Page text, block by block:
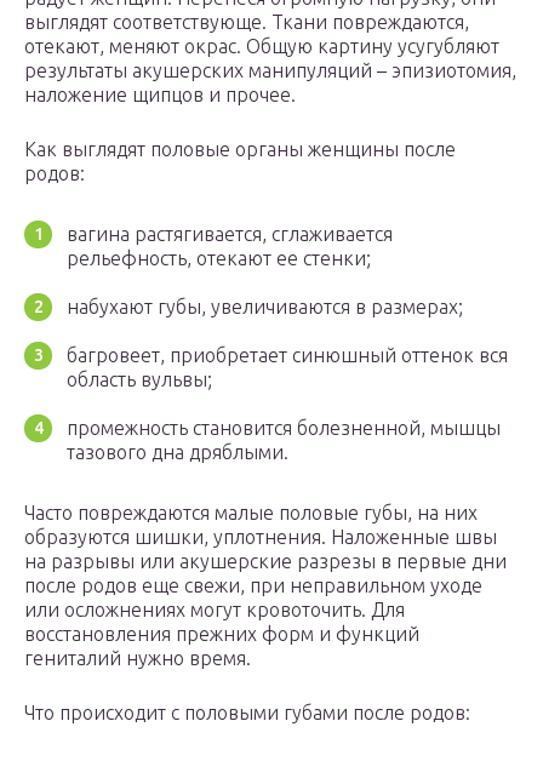
выглядят соответствующе. Ткани повреждаются,
отекают, меняют окрас. Общую картину усугубляют
результаты акушерских манипуляций – эпизиотомия,
наложение щипцов и прочее.
Как выглядят половые органы женщины после
родов:
вагина растягивается, сглаживается
рельефность, отекают ее стенки;
набухают губы, увеличиваются в размерах;
багровеет, приобретает синюшный оттенок вся
область вульвы;
промежность становится болезненной, мышцы
тазового дна дряблыми.
Часто повреждаются малые половые губы, на них
образуются шишки, уплотнения. Наложенные швы
на разрывы или акушерские разрезы в первые дни
после родов еще свежи, при неправильном уходе
или осложнениях могут кровоточить. Для
восстановления прежних форм и функций
гениталий нужно время.
Что происходит с половыми губами после родов: